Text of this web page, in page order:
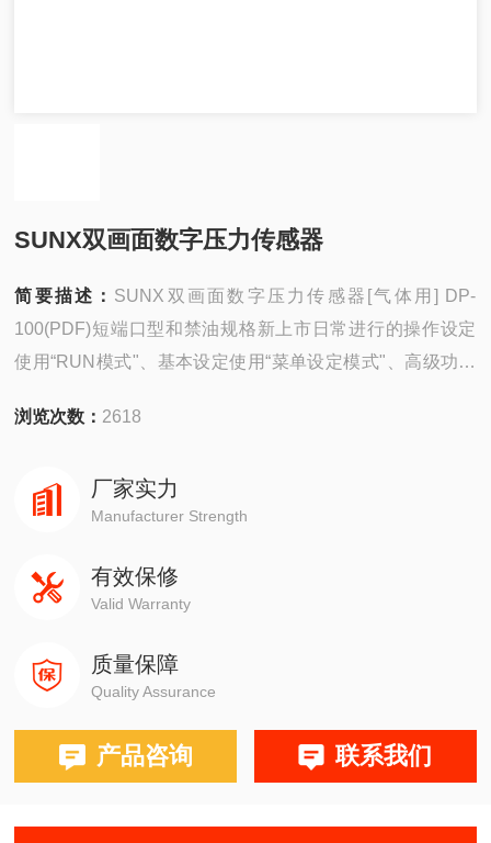
SUNX双画面数字压力传感器
简要描述： SUNX双画面数字压力传感器[气体用] DP-
100(PDF)短端口型和禁油规格新上市日常进行的操作设定
使用“RUN模式"、基本设定使用“菜单设定模式"、高级功能
操作简单易懂。
浏览次数： 2618
厂家实力
Manufacturer Strength
有效保修
Valid Warranty
质量保障
Quality Assurance
产品咨询 联系我们